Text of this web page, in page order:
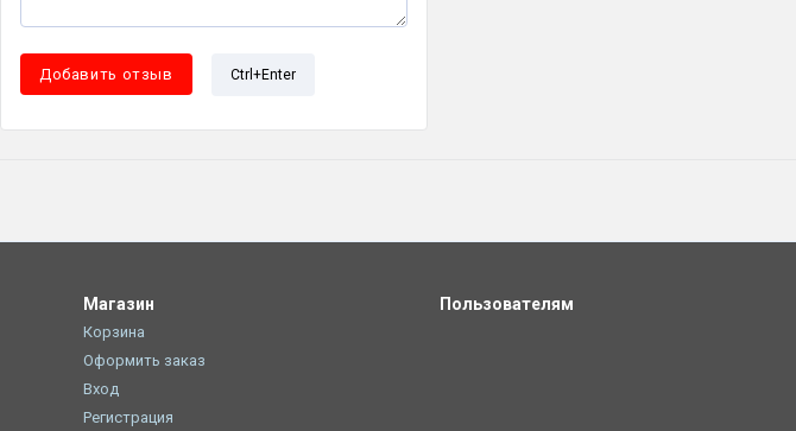
Ctrl+Enter
Магазин
Корзина
Оформить заказ
Вход
Регистрация
Пользователям